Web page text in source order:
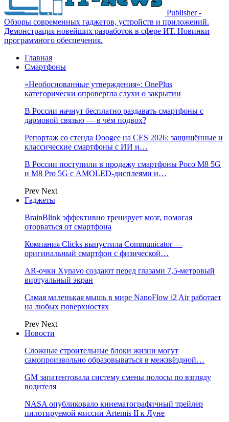
Publisher -
Обзоры современных гаджетов, устройств и приложений.
Демонстрация новейших разработок в сфере ИТ. Новинки
программного обеспечения.
Главная
Смартфоны
«Необоснованные утверждения»: OnePlus
категорически опровергла слухи о закрытии
В России начнут бесплатно раздавать смартфоны с
дармовой связью — в чём подвох?
Репортаж со стенда Doogee на CES 2026: защищённые и
классические смартфоны с ИИ и…
В России поступили в продажу смартфоны Poco M8 5G
и M8 Pro 5G с AMOLED-дисплеями и…
Prev Next
Гаджеты
BrainBlink эффективно тренирует мозг, помогая
оторваться от смартфона
Компания Clicks выпустила Communicator —
оригинальный смартфон с физической…
AR-очки Xynavo создают перед глазами 7,5-метровый
виртуальный экран
Самая маленькая мышь в мире NanoFlow i2 Air работает
на любых поверхностях
Prev Next
Новости
Сложные строительные блоки жизни могут
самопроизвольно образовываться в межзвёздной…
GM запатентовала систему смены полосы по взгляду
водителя
NASA опубликовало кинематографичный трейлер
пилотируемой миссии Artemis II к Луне